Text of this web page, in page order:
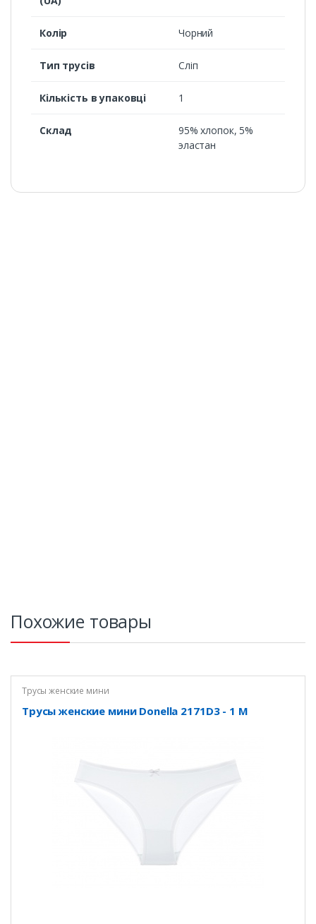
Колір Чорний
Тип трусів Сліп
Кількість в упаковці 1
Склад
95% хлопок, 5%
эластан
Похожие товары
Трусы женские мини
Трусы женские мини Donella 2171D3 - 1 M